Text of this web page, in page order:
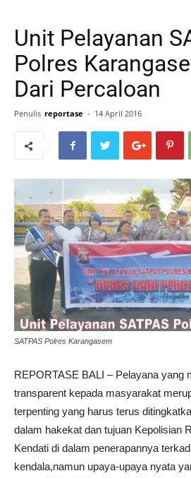
Unit Pelayanan
Polres
Dari Percaloan
Penulis reportase - 14 April 2016
SATPAS Polres Karangasem
REPORTASE BALI – Pelayana yang
transparent kepada masyarakat
terpenting yang harus terus
dalam hakekat dan tujuan Kepolisian
Kendati di dalam penerapannya
kendala,namun upaya-upaya nyata